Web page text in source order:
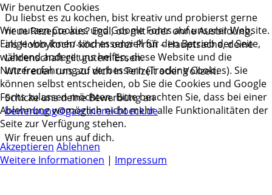
Du liebst es zu kochen, bist kreativ und probierst gerne
neue Rezepte aus? Egal, ob mit oder ohne Ausbildung,
als Hobbykoch/-köchin oder Profi – Hauptsache, deine
Leidenschaft gilt gutem Essen.
Wir freuen uns auf dich in Teilzeit oder Vollzeit.
Schicke uns deine Bewerbung an
bewerbung@gaertnerei-boeck.de
Wir freuen uns auf dich.
Wir benutzen Cookies
Wir nutzen Cookies und Google Fonts auf unserer Website.
Einige von ihnen sind essenziell für den Betrieb der Seite,
während andere uns helfen, diese Website und die
Nutzererfahrung zu verbessern (Tracking Cookies). Sie
können selbst entscheiden, ob Sie die Cookies und Google
Fonts zulassen möchten. Bitte beachten Sie, dass bei einer
Ablehnung womöglich nicht mehr alle Funktionalitäten der
Seite zur Verfügung stehen.
Akzeptieren Ablehnen
Weitere Informationen | Impressum